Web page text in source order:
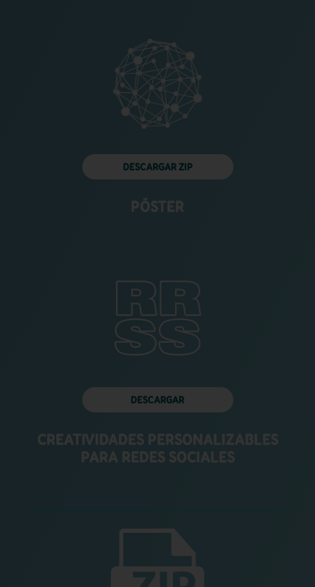
DESCARGAR ZIP
PÓSTER
DESCARGAR
CREATIVIDADES PERSONALIZABLES
PARA REDES SOCIALES